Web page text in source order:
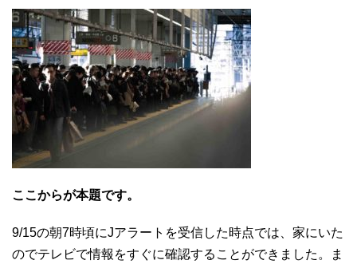
ここからが本題です。
9/15の朝7時頃にJアラートを受信した時点では、家にいた
のでテレビで情報をすぐに確認することができました。ま